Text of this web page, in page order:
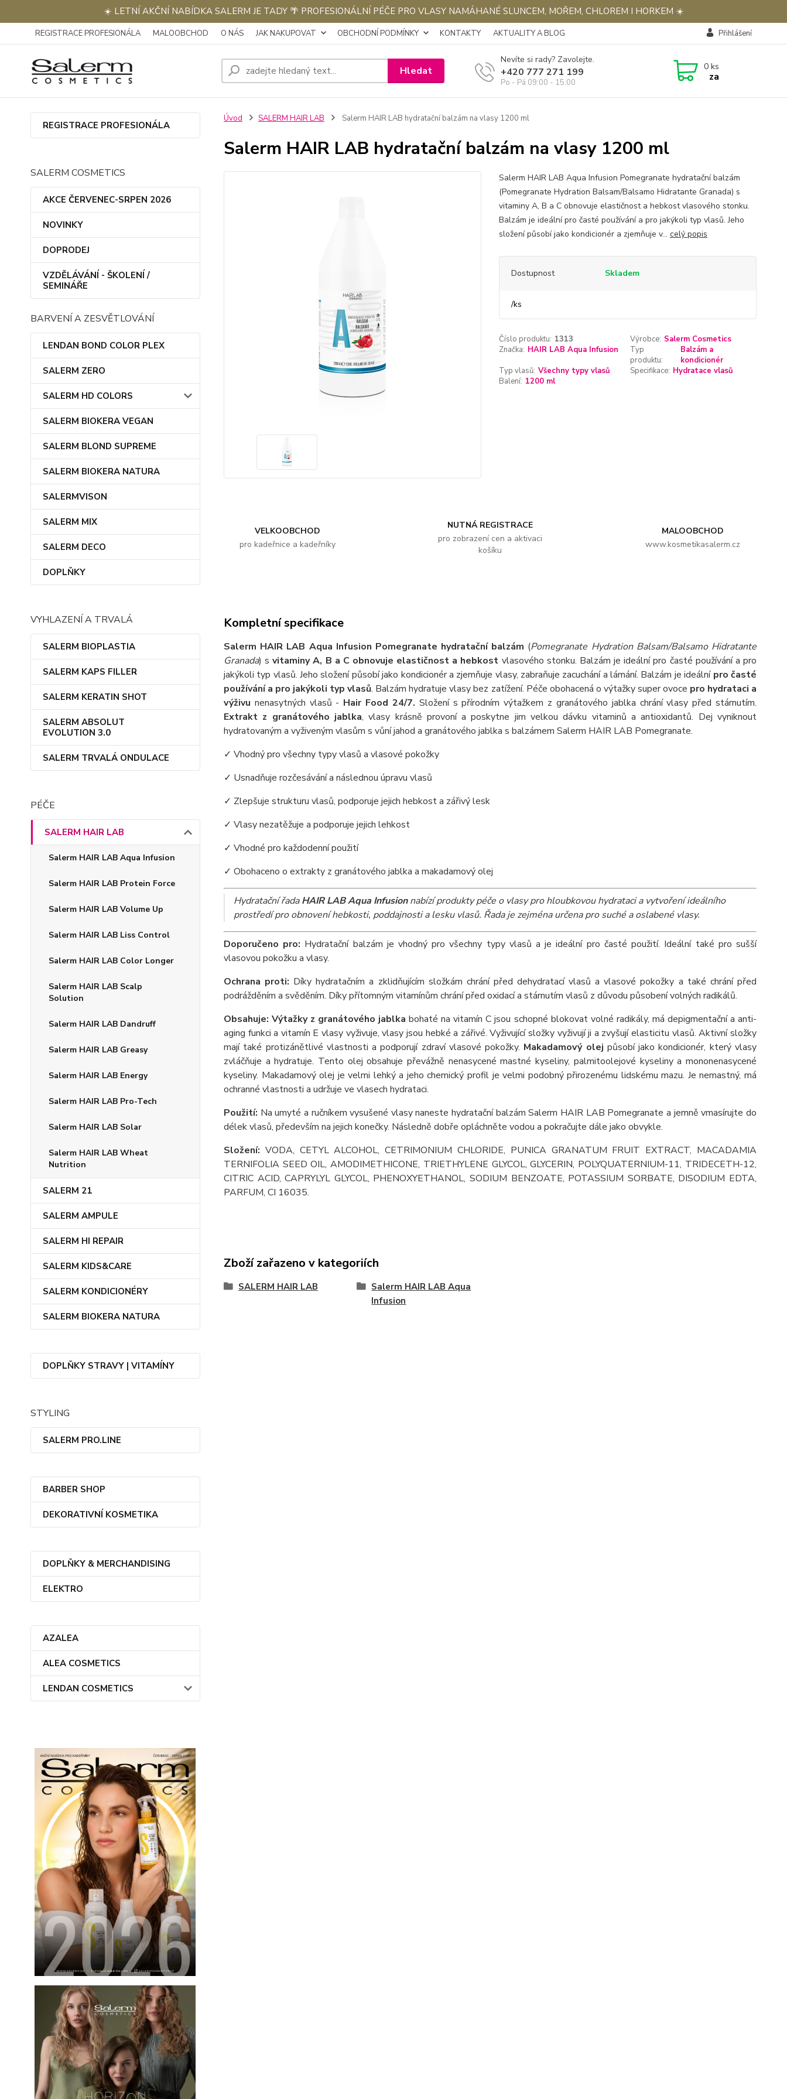
☀️ LETNÍ AKČNÍ NABÍDKA SALERM JE TADY 🌴 PROFESIONÁLNÍ PÉČE PRO VLASY NAMÁHANÉ SLUNCEM, MOŘEM, CHLOREM I HORKEM ☀️
REGISTRACE PROFESIONÁLA MALOOBCHOD O NÁS JAK NAKUPOVAT OBCHODNÍ PODMÍNKY KONTAKTY AKTUALITY A BLOG Přihlášení
Hledat
Nevíte si rady? Zavolejte.
+420 777 271 199
Po - Pá 09:00 - 15:00
0 ks
za
REGISTRACE PROFESIONÁLA
SALERM COSMETICS
AKCE ČERVENEC-SRPEN 2026
NOVINKY
DOPRODEJ
VZDĚLÁVÁNÍ - ŠKOLENÍ /
SEMINÁŘE
BARVENÍ A ZESVĚTLOVÁNÍ
LENDAN BOND COLOR PLEX
SALERM ZERO
SALERM HD COLORS
SALERM BIOKERA VEGAN
SALERM BLOND SUPREME
SALERM BIOKERA NATURA
SALERMVISON
SALERM MIX
SALERM DECO
DOPLŇKY
VYHLAZENÍ A TRVALÁ
SALERM BIOPLASTIA
SALERM KAPS FILLER
SALERM KERATIN SHOT
SALERM ABSOLUT
EVOLUTION 3.0
SALERM TRVALÁ ONDULACE
PÉČE
SALERM HAIR LAB
Salerm HAIR LAB Aqua Infusion
Salerm HAIR LAB Protein Force
Salerm HAIR LAB Volume Up
Salerm HAIR LAB Liss Control
Salerm HAIR LAB Color Longer
Salerm HAIR LAB Scalp
Solution
Salerm HAIR LAB Dandruff
Salerm HAIR LAB Greasy
Salerm HAIR LAB Energy
Salerm HAIR LAB Pro-Tech
Salerm HAIR LAB Solar
Salerm HAIR LAB Wheat
Nutrition
SALERM 21
SALERM AMPULE
SALERM HI REPAIR
SALERM KIDS&CARE
SALERM KONDICIONÉRY
SALERM BIOKERA NATURA
DOPLŇKY STRAVY | VITAMÍNY
STYLING
SALERM PRO.LINE
BARBER SHOP
DEKORATIVNÍ KOSMETIKA
DOPLŇKY & MERCHANDISING
ELEKTRO
AZALEA
ALEA COSMETICS
LENDAN COSMETICS
Úvod SALERM HAIR LAB Salerm HAIR LAB hydratační balzám na vlasy 1200 ml
Salerm HAIR LAB hydratační balzám na vlasy 1200 ml
Salerm HAIR LAB Aqua Infusion Pomegranate hydratační balzám
(Pomegranate Hydration Balsam/Balsamo Hidratante Granada) s
vitaminy A, B a C obnovuje elastičnost a hebkost vlasového stonku.
Balzám je ideální pro časté používání a pro jakýkoli typ vlasů. Jeho
složení působí jako kondicionér a zjemňuje v... celý popis
Dostupnost Skladem
/ks
Číslo produktu: 1313 Výrobce: Salerm Cosmetics
Značka: HAIR LAB Aqua Infusion
Typ
produktu:
Balzám a
kondicionér
Typ vlasů: Všechny typy vlasů Specifikace: Hydratace vlasů
Balení: 1200 ml
VELKOOBCHOD
pro kadeřnice a kadeřníky
NUTNÁ REGISTRACE
pro zobrazení cen a aktivaci
košíku
MALOOBCHOD
www.kosmetikasalerm.cz
Kompletní specifikace
Salerm HAIR LAB Aqua Infusion Pomegranate hydratační balzám (Pomegranate Hydration Balsam/Balsamo Hidratante
Granada) svitaminy A, B a C obnovuje elastičnost a hebkost vlasového stonku. Balzám je ideální pro časté používání a pro
jakýkoli typ vlasů. Jeho složení působí jako kondicionér a zjemňuje vlasy, zabraňuje zacuchání a lámání. Balzám je ideální pro časté
používání a pro jakýkoli typ vlasů. Balzám hydratuje vlasy bez zatížení. Péče obohacená o výtažky super ovoce pro hydrataci a
výživu nenasytných vlasů - Hair Food 24/7. Složení s přírodním výtažkem z granátového jablka chrání vlasy před stárnutím.
Extrakt z granátového jablka, vlasy krásně provoní a poskytne jim velkou dávku vitaminů a antioxidantů. Dej vyniknout
hydratovaným a vyživeným vlasům s vůní jahod a granátového jablka s balzámem Salerm HAIR LAB Pomegranate.
✓ Vhodný pro všechny typy vlasů a vlasové pokožky
✓ Usnadňuje rozčesávání a následnou úpravu vlasů
✓ Zlepšuje strukturu vlasů, podporuje jejich hebkost a zářivý lesk
✓ Vlasy nezatěžuje a podporuje jejich lehkost
✓ Vhodné pro každodenní použití
✓ Obohaceno o extrakty z granátového jablka a makadamový olej
Hydratační řadaHAIR LAB Aqua Infusionnabízí produkty péče o vlasy pro hloubkovou hydrataci a vytvoření ideálního
prostředí pro obnovení hebkosti, poddajnosti a lesku vlasů. Řada je zejména určena pro suché a oslabené vlasy.
Doporučeno pro: Hydratační balzám je vhodný pro všechny typy vlasů a je ideální pro časté použití. Ideální také pro sušší
vlasovou pokožku a vlasy.
Ochrana proti: Díky hydratačním a zklidňujícím složkám chrání před dehydratací vlasů a vlasové pokožky a také chrání před
podrážděním a svěděním. Díky přítomným vitamínům chrání před oxidací a stárnutím vlasů z důvodu působení volných radikálů.
Obsahuje: Výtažky z granátového jablka bohaté na vitamín C jsou schopné blokovat volné radikály, má depigmentační a anti-
aging funkci a vitamín E vlasy vyživuje, vlasy jsou hebké a zářivé. Vyživující složky vyživují ji a zvyšují elasticitu vlasů. Aktivní složky
mají také protizánětlivé vlastnosti a podporují zdraví vlasové pokožky. Makadamový olej působí jako kondicionér, který vlasy
zvláčňuje a hydratuje. Tento olej obsahuje převážně nenasycené mastné kyseliny, palmitoolejové kyseliny a mononenasycené
kyseliny. Makadamový olej je velmi lehký a jeho chemický profil je velmi podobný přirozenému lidskému mazu. Je nemastný, má
ochranné vlastnosti a udržuje ve vlasech hydrataci.
Použití: Na umyté a ručníkem vysušené vlasy naneste hydratační balzám Salerm HAIR LAB Pomegranate a jemně vmasírujte do
délek vlasů, především na jejich konečky. Následně dobře opláchněte vodou a pokračujte dále jako obvykle.
Složení: VODA, CETYL ALCOHOL, CETRIMONIUM CHLORIDE, PUNICA GRANATUM FRUIT EXTRACT, MACADAMIA
TERNIFOLIA SEED OIL, AMODIMETHICONE, TRIETHYLENE GLYCOL, GLYCERIN, POLYQUATERNIUM-11, TRIDECETH-12,
CITRIC ACID, CAPRYLYL GLYCOL, PHENOXYETHANOL, SODIUM BENZOATE, POTASSIUM SORBATE, DISODIUM EDTA,
PARFUM, CI 16035.
Zboží zařazeno v kategoriích
SALERM HAIR LAB
Salerm HAIR LAB Aqua
Infusion